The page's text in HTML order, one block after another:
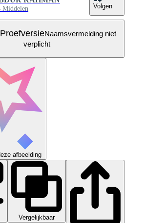
Middelen Volgen
Naamsvermelding niet
verplicht
afbeelding
Vergelijkbaar